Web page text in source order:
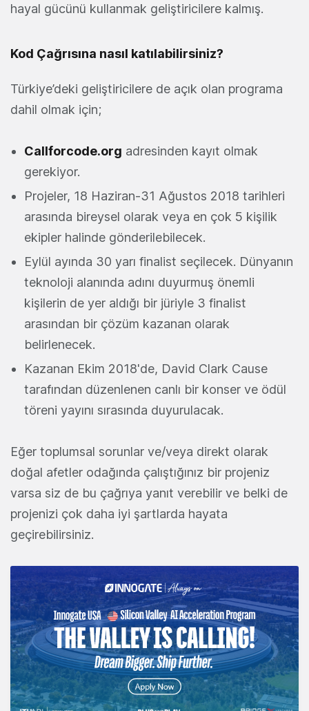
hayal gücünü kullanmak geliştiricilere kalmış.
Kod Çağrısına nasıl katılabilirsiniz?
Türkiye’deki geliştiricilere de açık olan programa
dahil olmak için;
Callforcode.org adresinden kayıt olmak
gerekiyor.
Projeler, 18 Haziran-31 Ağustos 2018 tarihleri
arasında bireysel olarak veya en çok 5 kişilik
ekipler halinde gönderilebilecek.
Eylül ayında 30 yarı finalist seçilecek. Dünyanın
teknoloji alanında adını duyurmuş önemli
kişilerin de yer aldığı bir jüriyle 3 finalist
arasından bir çözüm kazanan olarak
belirlenecek.
Kazanan Ekim 2018'de, David Clark Cause
tarafından düzenlenen canlı bir konser ve ödül
töreni yayını sırasında duyurulacak.
Eğer toplumsal sorunlar ve/veya direkt olarak
doğal afetler odağında çalıştığınız bir projeniz
varsa siz de bu çağrıya yanıt verebilir ve belki de
projenizi çok daha iyi şartlarda hayata
geçirebilirsiniz.